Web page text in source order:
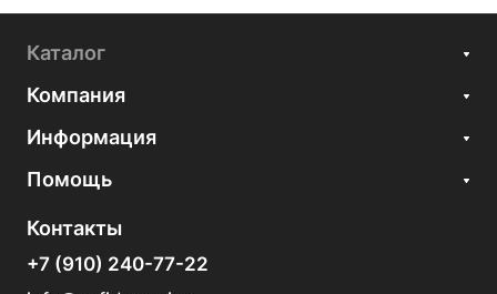
Каталог
Компания
Информация
Помощь
Контакты
+7 (910) 240-77-22